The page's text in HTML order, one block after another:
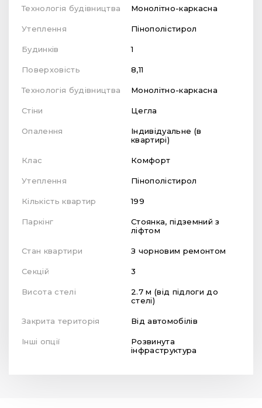
Технологія будівництва Монолітно-каркасна
Утеплення Пінополістирол
Будинків 1
Поверховість 8,11
Технологія будівництва Монолітно-каркасна
Стіни Цегла
Опалення
Індивідуальне (в
квартирі)
Клас Комфорт
Утеплення Пінополістирол
Кількість квартир 199
Паркінг
Стоянка, підземний з
ліфтом
Стан квартири З чорновим ремонтом
Секцій 3
Висота стелі
2.7 м (від підлоги до
стелі)
Закрита територія Від автомобілів
Інші опції
Розвинута
інфраструктура